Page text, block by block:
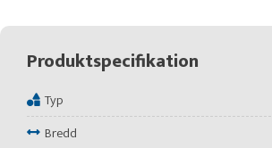
Produktspecifikation
Typ
Bredd